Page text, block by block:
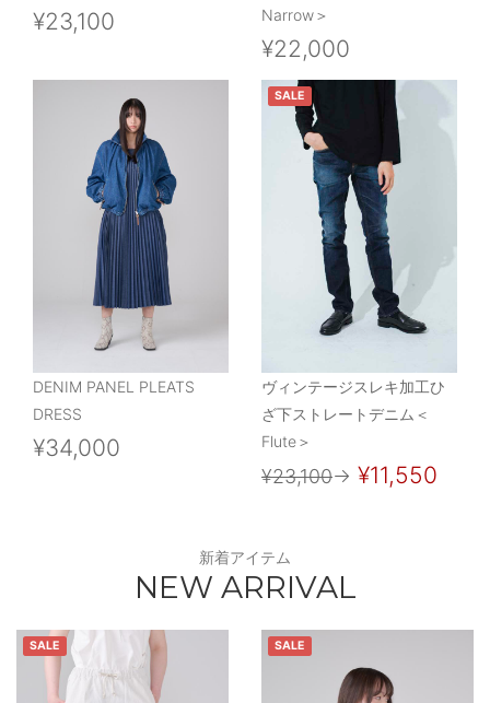
¥23,100
Narrow＞
¥22,000
DENIM PANEL PLEATS
DRESS
¥34,000
SALE
ヴィンテージスレキ加工ひ
ざ下ストレートデニム＜
Flute＞
¥23,100→ ¥11,550
新着アイテム
NEW ARRIVAL
SALE SALE